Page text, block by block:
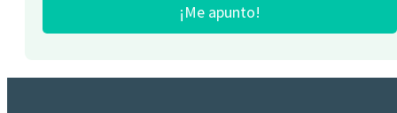
¡Me apunto!